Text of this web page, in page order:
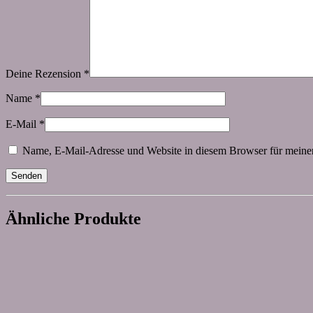
Deine Rezension *
Name *
E-Mail *
Name, E-Mail-Adresse und Website in diesem Browser für
Ähnliche Produkte